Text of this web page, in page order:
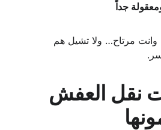
جداً
وانت مرتاح… ولا تشيل هم
نقل العفش